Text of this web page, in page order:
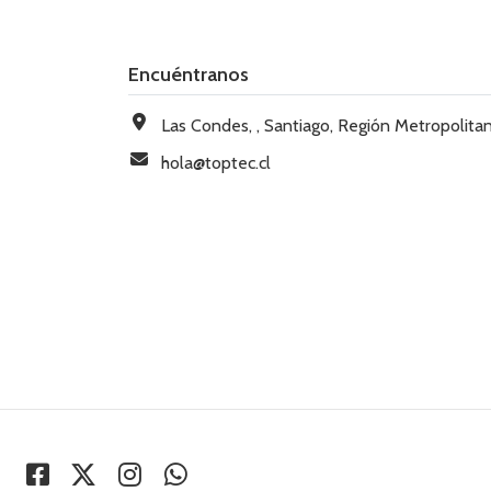
Encuéntranos
Las Condes, , Santiago, Región Metropolitana,
hola@toptec.cl